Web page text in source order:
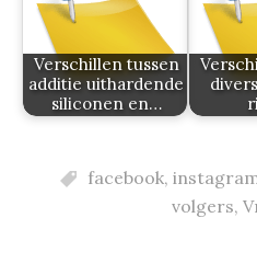
Verschillen tussen
additie uithardende
siliconen en…
facebook,
volgers,